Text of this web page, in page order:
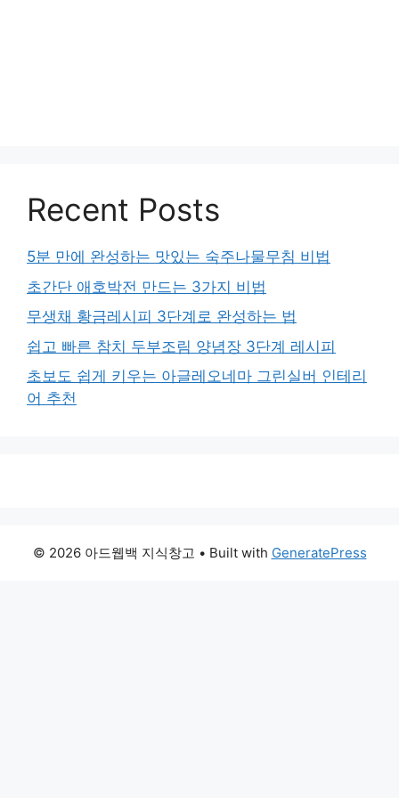
Recent Posts
5분 만에 완성하는 맛있는 숙주나물무침 비법
초간단 애호박전 만드는 3가지 비법
무생채 황금레시피 3단계로 완성하는 법
쉽고 빠른 참치 두부조림 양념장 3단계 레시피
초보도 쉽게 키우는 아글레오네마 그린실버 인테리
어 추천
© 2026 아드웹백 지식창고 • Built with GeneratePress